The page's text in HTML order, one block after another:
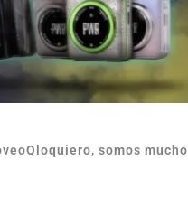
somos mucho